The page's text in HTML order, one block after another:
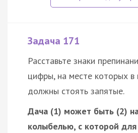
Задача 171
Расставьте знаки
цифры, на месте которых
должны стоять запятые.
Дача (1) может быть (2)
колыбелью, с которой